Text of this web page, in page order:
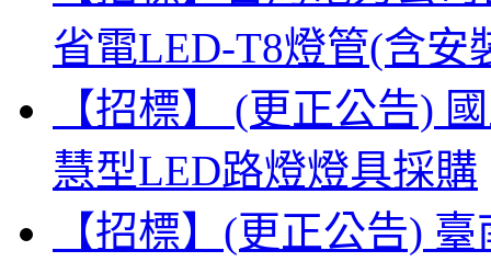
省電LED-T8燈管(含
【招標】 (更正公告)
慧型LED路燈燈具採購
【招標】(更正公告)